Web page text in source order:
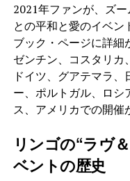
2021年ファンが、ズ
との平和と愛のイベン
ブック・ページに詳細
ゼンチン、コスタリカ
ドイツ、グアテマラ
ー、ポルトガル、ロシ
ス、アメリカでの開催
リンゴの“ラヴ
ベントの歴史